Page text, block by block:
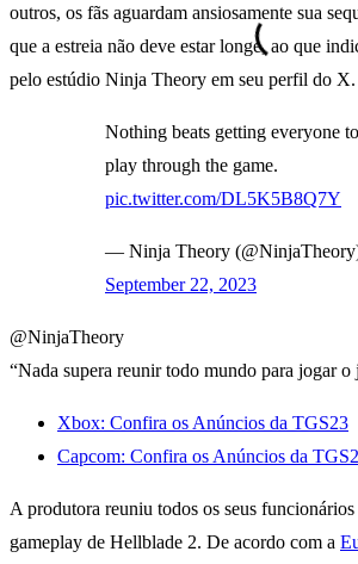
outros, os fãs aguardam ansiosamente sua
que a estreia não deve estar longe, ao que
pelo estúdio Ninja Theory em seu perfil do X.
Nothing beats getting everyone
play through the game.
pic.twitter.com/DL5K5B8Q7Y
— Ninja Theory
September 22, 2023
@NinjaTheory
“Nada supera reunir todo mundo para jogar o
Xbox: Confira os Anúncios da TGS23
Capcom: Confira os Anúncios da
A produtora reuniu todos os seus funcionários
gameplay de Hellblade 2. De acordo com a